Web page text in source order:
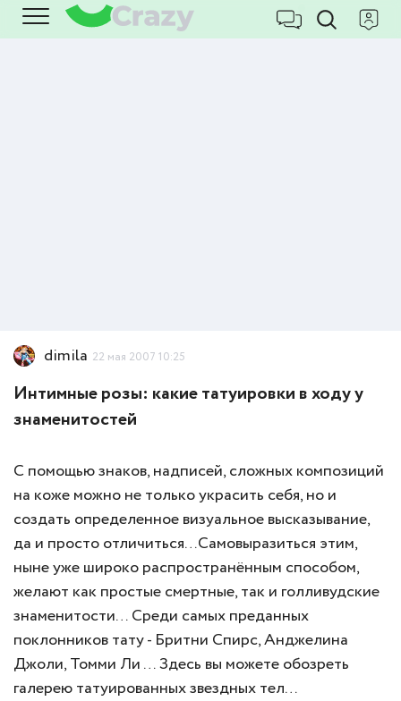
dimila 22 мая 2007 10:25
Интимные розы: какие татуировки в ходу у
знаменитостей
C помощью знаков, надписей, сложных композиций
на коже можно не только украсить себя, но и
создать определенное визуальное высказывание,
да и просто отличиться…Самовыразиться этим,
ныне уже широко распространённым способом,
желают как простые смертные, так и голливудские
знаменитости… Среди самых преданных
поклонников тату - Бритни Спирс, Анджелина
Джоли, Томми Ли … Здесь вы можете обозреть
галерею татуированных звездных тел…